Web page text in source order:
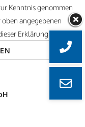
Kenntnis genommen
angegebenen
Erklärung zu.